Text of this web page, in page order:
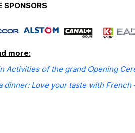
SPONSORS
more:
Activities of the grand Opening
dinner: Love your taste with French